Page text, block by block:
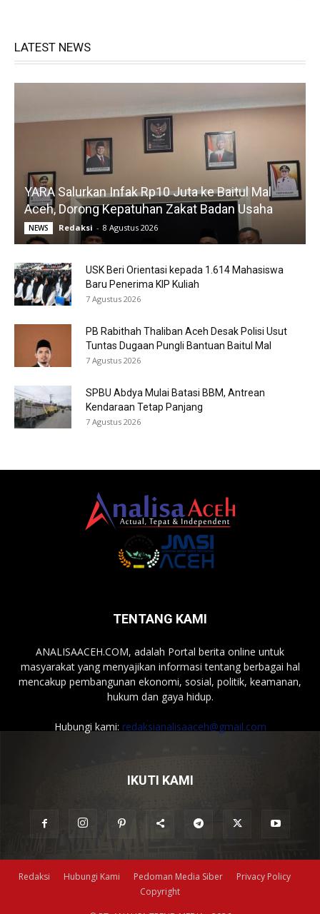
LATEST NEWS
YARA Salurkan Infak Rp10 Juta ke Baitul Mal
Aceh, Dorong Kepatuhan Zakat Badan Usaha
NEWS Redaksi - 8 Agustus 2026
USK Beri Orientasi kepada 1.614 Mahasiswa
Baru Penerima KIP Kuliah
7 Agustus 2026
PB Rabithah Thaliban Aceh Desak Polisi Usut
Tuntas Dugaan Pungli Bantuan Baitul Mal
7 Agustus 2026
SPBU Abdya Mulai Batasi BBM, Antrean
Kendaraan Tetap Panjang
7 Agustus 2026
TENTANG KAMI
ANALISAACEH.COM, adalah Portal berita online untuk
masyarakat yang menyajikan informasi tentang berbagai hal
mencakup pembangunan ekonomi, sosial, politik, keamanan,
hukum dan gaya hidup.
Hubungi kami: redaksianalisaaceh@gmail.com
IKUTI KAMI
Redaksi Hubungi Kami Pedoman Media Siber
Privacy Policy
Copyright